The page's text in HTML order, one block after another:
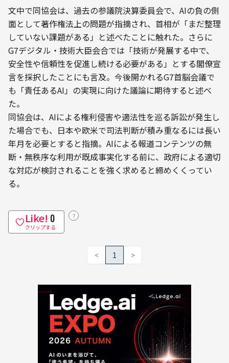
文中で同協会は、過去の参議院決算委員会で、AIの負の側
面として著作権法上の問題が指摘され、首相が「まだ整理
していない課題がある」と述べたことに触れた。さらに
G7デジタル・技術大臣会合では「技術が発展する中で、
安全性や信頼性を促進し続ける必要がある」とする閣僚宣
言を採択したことにも言及。今後開かれるG7首脳会議で
も「責任あるAI」の実現に向けた議論に期待すると述べ
た。
同協会は、AIによる権利侵害や適法性を巡る訴訟が発生し
た場合でも、日本や欧米で司法判断が積み重なるには長い
年月を必要とすると指摘。AIによる報道コンテンツの無
断・無秩序な利用が既成事実化する前に、政府による適切
な対応が検討されることを強く求めると締めくくってい
る。
Like! 0
クリップする
？
< 1 >